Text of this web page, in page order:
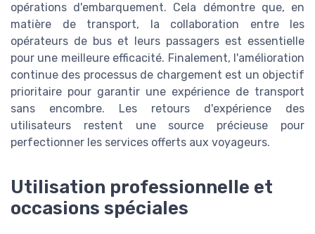
opérations d'embarquement. Cela démontre que, en
matière de transport, la collaboration entre les
opérateurs de bus et leurs passagers est essentielle
pour une meilleure efficacité. Finalement, l'amélioration
continue des processus de chargement est un objectif
prioritaire pour garantir une expérience de transport
sans encombre. Les retours d'expérience des
utilisateurs restent une source précieuse pour
perfectionner les services offerts aux voyageurs.
Utilisation professionnelle et
occasions spéciales